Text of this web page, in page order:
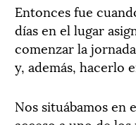
Entonces fue
días en el lugar
comenzar la
y, además, hacerlo
Nos situábamos en